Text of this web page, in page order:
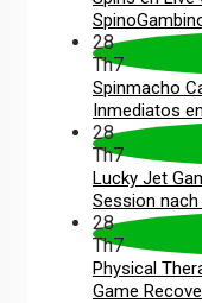
28
Th7
Spinmacho
Inmediatos
28
Th7
Lucky Jet
Session
28
Th7
Physical
Game